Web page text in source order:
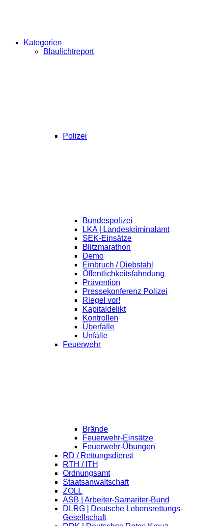
Kategorien
Blaulichtreport
Polizei
Bundespolizei
LKA | Landeskriminalamt
SEK-Einsätze
Blitzmarathon
Demo
Einbruch / Diebstahl
Öffentlichkeitsfahndung
Prävention
Pressekonferenz Polizei
Riegel vor!
Kapitaldelikt
Kontrollen
Überfälle
Unfälle
Feuerwehr
Brände
Feuerwehr-Einsätze
Feuerwehr-Übungen
RD / Rettungsdienst
RTH / ITH
Ordnungsamt
Staatsanwaltschaft
ZOLL
ASB | Arbeiter-Samariter-Bund
DLRG | Deutsche Lebensrettungs-
Gesellschaft